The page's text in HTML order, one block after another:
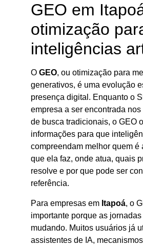
GEO em
otimização
inteligências
O GEO, ou otimização para
generativos, é uma evolução
presença digital. Enquanto o
empresa a ser encontrada
de busca tradicionais, o GEO
informações para que
compreendam melhor quem é
que ela faz, onde atua, quais
resolve e por que pode ser
referência.
Para empresas em Itapoá, o
importante porque as
mudando. Muitos usuários já
assistentes de IA,